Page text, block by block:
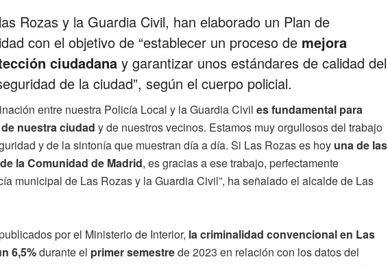
Rozas y la Guardia Civil, han elaborado un Plan de
con el objetivo de “establecer un proceso de mejora
ciudadana y garantizar unos estándares de calidad del
de la ciudad”, según el cuerpo policial.
entre nuestra Policía Local y la Guardia Civil es fundamental para
nuestra ciudad y de nuestros vecinos. Estamos muy orgullosos del trabajo
y de la sintonía que muestran día a día. Si Las Rozas es hoy una de las
la Comunidad de Madrid, es gracias a ese trabajo, perfectamente
municipal de Las Rozas y la Guardia Civil”, ha señalado el alcalde de Las
por el Ministerio de Interior, la criminalidad convencional en Las
6,5%durante el primer semestrede 2023 en relación con los datos del